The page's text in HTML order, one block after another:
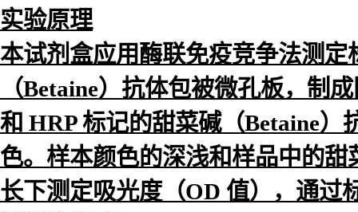
实验原理
本试剂盒应用酶联免疫竞争法测
（Betaine）抗体包被微孔板，制
和 HRP 标记的甜菜碱（Betaine
色。样本颜色的深浅和样品中的
长下测定吸光度（OD 值），通过